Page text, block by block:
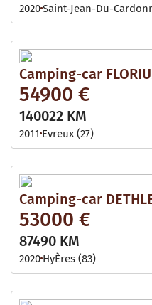
2020Saint-Jean-Du-
Camping-car
54900 €
140022 KM
2011 Evreux (27)
Camping-car
53000 €
87490 KM
2020 HyÈres (83)